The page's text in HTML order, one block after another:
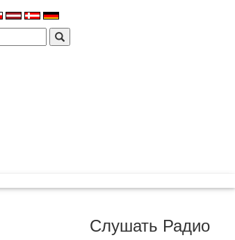
Слушать Радио